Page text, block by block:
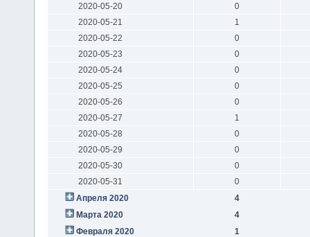
2020-05-20
0
2020-05-21
1
2020-05-22
0
2020-05-23
0
2020-05-24
0
2020-05-25
0
2020-05-26
0
2020-05-27
1
2020-05-28
0
2020-05-29
0
2020-05-30
0
2020-05-31
0
Апреля 2020
4
Марта 2020
4
Февраля 2020
1